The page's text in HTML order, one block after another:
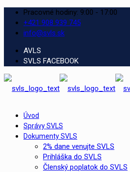
Pracovné hodiny: 9:00 - 17:00
+421 908 939 745
info@svls.sk
AVLS
SVLS FACEBOOK
Úvod
Správy SVLS
Dokumenty SVLS
2% dane venujte SVLS
Prihláška do SVLS
Členský poplatok do SVLS